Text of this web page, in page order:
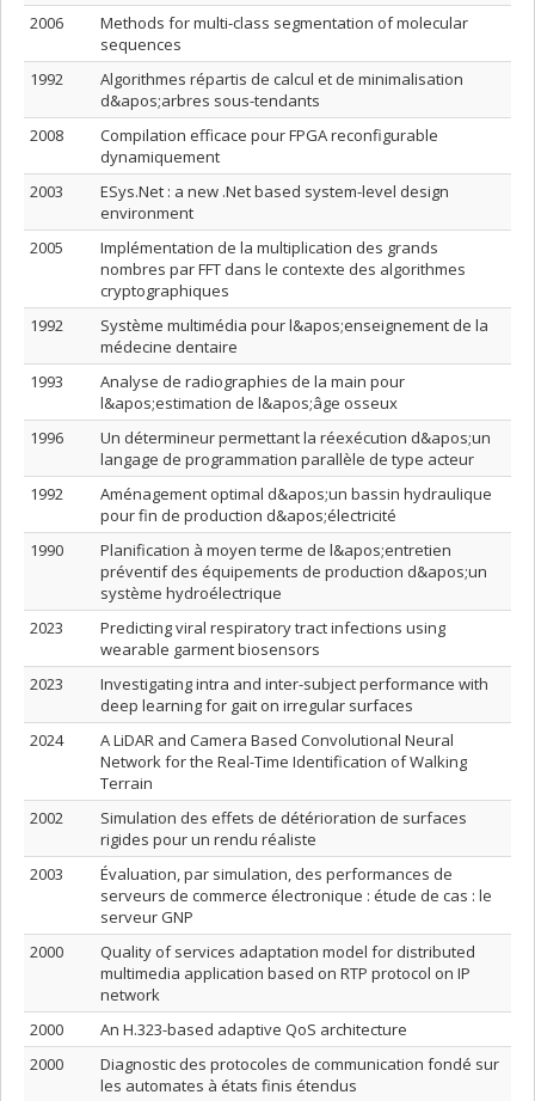
2006
Methods for multi-class segmentation of molecular
sequences
1992
Algorithmes répartis de calcul et de minimalisation
d&apos;arbres sous-tendants
2008
Compilation efficace pour FPGA reconfigurable
dynamiquement
2003
ESys.Net : a new .Net based system-level design
environment
2005
Implémentation de la multiplication des grands
nombres par FFT dans le contexte des algorithmes
cryptographiques
1992
Système multimédia pour l&apos;enseignement de la
médecine dentaire
1993
Analyse de radiographies de la main pour
l&apos;estimation de l&apos;âge osseux
1996
Un détermineur permettant la réexécution d&apos;un
langage de programmation parallèle de type acteur
1992
Aménagement optimal d&apos;un bassin hydraulique
pour fin de production d&apos;électricité
1990
Planification à moyen terme de l&apos;entretien
préventif des équipements de production d&apos;un
système hydroélectrique
2023
Predicting viral respiratory tract infections using
wearable garment biosensors
2023
Investigating intra and inter-subject performance with
deep learning for gait on irregular surfaces
2024
A LiDAR and Camera Based Convolutional Neural
Network for the Real-Time Identification of Walking
Terrain
2002
Simulation des effets de détérioration de surfaces
rigides pour un rendu réaliste
2003
Évaluation, par simulation, des performances de
serveurs de commerce électronique : étude de cas : le
serveur GNP
2000
Quality of services adaptation model for distributed
multimedia application based on RTP protocol on IP
network
2000
An H.323-based adaptive QoS architecture
2000
Diagnostic des protocoles de communication fondé sur
les automates à états finis étendus